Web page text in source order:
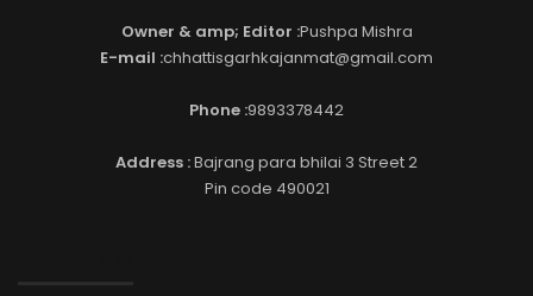
Owner & amp; Editor :Pushpa Mishra
E-mail :chhattisgarhkajanmat@gmail.com
Phone :9893378442
Address :Bajrang para bhilai 3 Street 2
Pin code 490021